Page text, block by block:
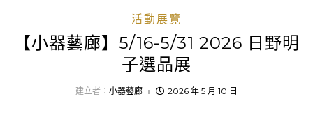
活動展覽
【小器藝廊】5/16-5/31 2026 日野明
子選品展
建立者： 小器藝廊 2026 年 5 月 10 日